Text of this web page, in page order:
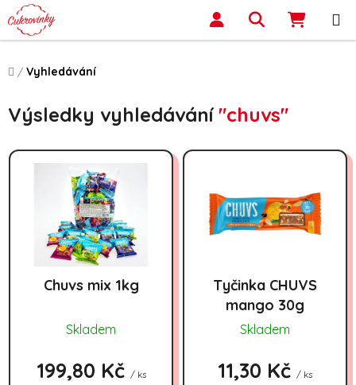
Přejít na obsah Hledat
Domů
/ Vyhledávání
Výsledky vyhledávání "chuvs"
Výpis produktů
Chuvs mix 1kg
Skladem
199,80 Kč / ks
Tyčinka CHUVS
mango 30g
Skladem
11,30 Kč / ks